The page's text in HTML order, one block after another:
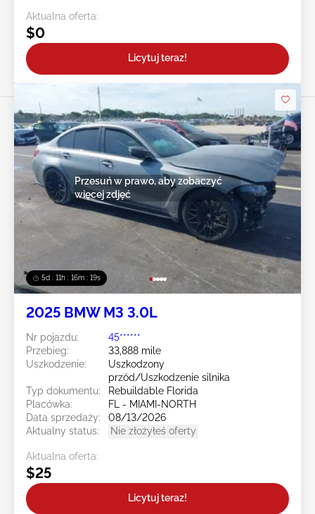
Aktualna oferta:
$0
Licytuj teraz!
5d : 11h : 16m : 16s
Przesuń w prawo, aby zobaczyć
więcej zdjęć
2025 BMW M3 3.0L
Nr pojazdu:
45******
Przebieg:
33,888 mile
Uszkodzenie:
Uszkodzony
przód/Uszkodzenie silnika
Typ dokumentu:
Rebuildable Florida
Placówka:
FL - MIAMI-NORTH
Data sprzedaży:
08/13/2026
Aktualny status:
Nie złożyłeś oferty
Aktualna oferta:
$25
Licytuj teraz!